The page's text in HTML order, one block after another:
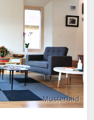
Musterbild